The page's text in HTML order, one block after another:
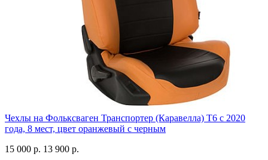
Чехлы на Фольксваген Транспортер (Каравелла) Т6 с 2020
года, 8 мест, цвет оранжевый с черным
15 000 р. 13 900 р.